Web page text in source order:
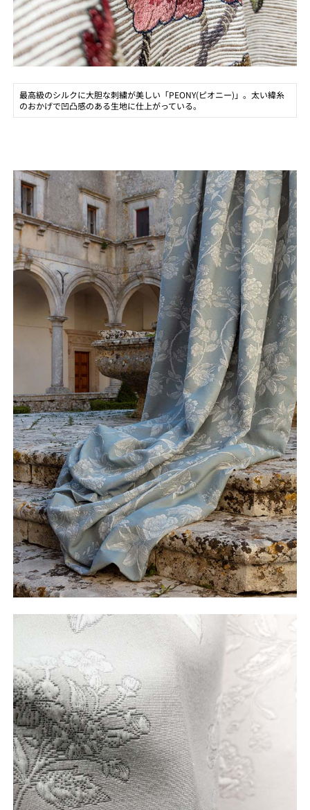
最高級のシルクに大胆な刺繍が美しい「PEONY(ピオニー)」。太い緯糸
のおかげで凹凸感のある生地に仕上がっている。